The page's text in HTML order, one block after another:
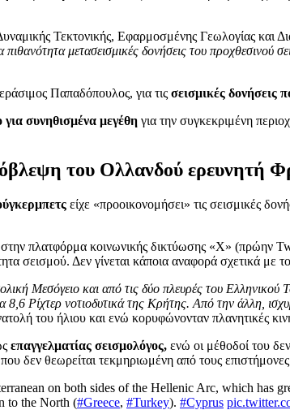
Τεκτονικής, Εφαρμοσμένης Γεωλογίας
μετασεισμικές δονήσεις του
Παπαδόπουλος, για τις σεισμικές
συνηθισμένα μεγέθη για την συγκεκριμένη
του Ολλανδού ερευνητή
είχε «προοικονομήσει» τις σεισμικές
πλατφόρμα κοινωνικής δικτύωσης «X» (πρώην
σεισμού. Δεν γίνεται κάποια αναφορά σχετικά με
Μεσόγειο και από τις δύο πλευρές του
8,6 Ρίχτερ νοτιοδυτικά της Κρήτης. Από την άλλη,
του ήλιου και ενώ κορυφώνονταν πλανητικές
επαγγελματίας σεισμολόγος, ενώ οι μέθοδοί του
που δεν θεωρείται τεκμηριωμένη από τους
on both sides of the Hellenic Arc, which has
to the North (#Greece, #Turkey). #Cyprus